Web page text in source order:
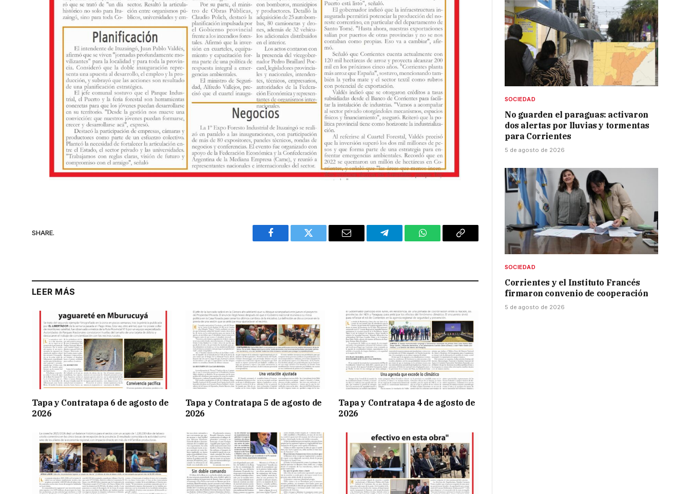
SHARE.
Facebook Twitter Email Telegram WhatsAppCopy
LEER MÁS
Tapa y Contratapa 6 de agosto de
2026
Tapa y Contratapa 5 de agosto de
2026
Tapa y Contratapa 4 de agosto de
2026
SOCIEDAD
No guarden el paraguas: activaron
dos alertas por lluvias y tormentas
para Corrientes
5 de agosto de 2026
SOCIEDAD
Corrientes y el Instituto Francés
firmaron convenio de cooperación
5 de agosto de 2026